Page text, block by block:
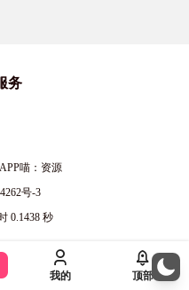
务
喵：资源
号-3
0.1438 秒
我的 顶部